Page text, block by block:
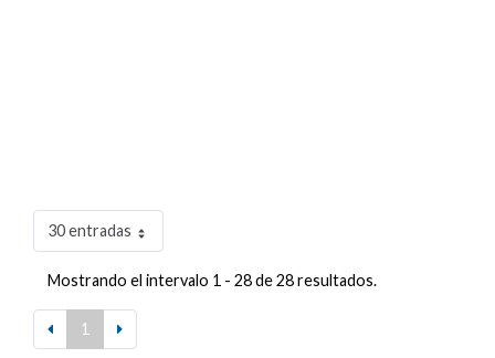
30 entradas
Mostrando el intervalo 1 - 28 de 28 resultados.
1